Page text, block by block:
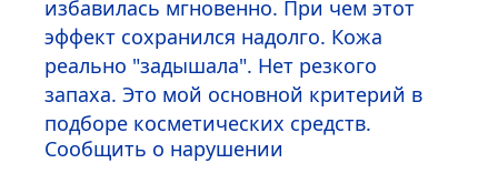
избавилась мгновенно. При чем этот
эффект сохранился надолго. Кожа
реально "задышала". Нет резкого
запаха. Это мой основной критерий в
подборе косметических средств.
Сообщить о нарушении